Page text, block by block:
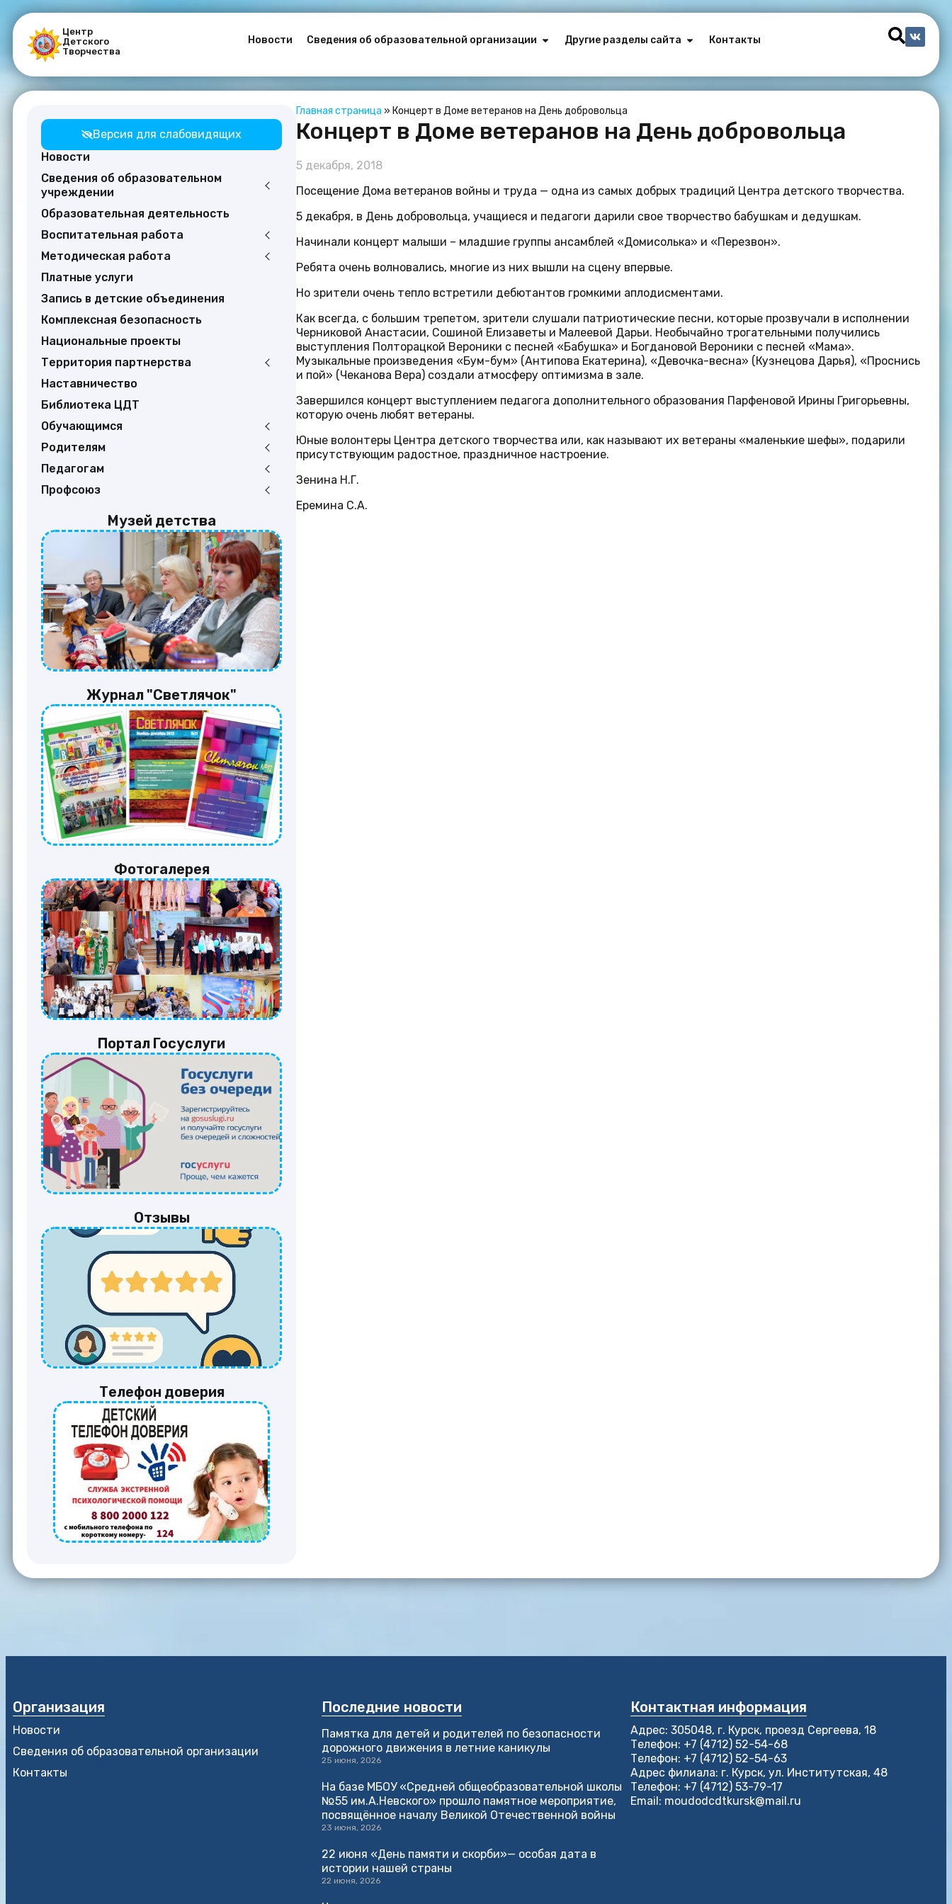
Центр
Детского
Творчества
Новости Сведения об образовательной организации Другие разделы сайта Контакты
Версия для слабовидящих
Новости
Сведения об образовательном
учреждении
Образовательная деятельность
Воспитательная работа
Методическая работа
Платные услуги
Запись в детские объединения
Комплексная безопасность
Национальные проекты
Территория партнерства
Наставничество
Библиотека ЦДТ
Обучающимся
Родителям
Педагогам
Профсоюз
Музей детства
Журнал "Светлячок"
Фотогалерея
Портал Госуслуги
Отзывы
Телефон доверия
Главная страница » Концерт в Доме ветеранов на День добровольца
Концерт в Доме ветеранов на День добровольца
5 декабря, 2018
Посещение Дома ветеранов войны и труда — одна из самых добрых традиций Центра детского творчества.
5 декабря, в День добровольца, учащиеся и педагоги дарили свое творчество бабушкам и дедушкам.
Начинали концерт малыши – младшие группы ансамблей «Домисолька» и «Перезвон».
Ребята очень волновались, многие из них вышли на сцену впервые.
Но зрители очень тепло встретили дебютантов громкими аплодисментами.
Как всегда, с большим трепетом, зрители слушали патриотические песни, которые прозвучали в исполнении
Черниковой Анастасии, Сошиной Елизаветы и Малеевой Дарьи. Необычайно трогательными получились
выступления Полторацкой Вероники с песней «Бабушка» и Богдановой Вероники с песней «Мама».
Музыкальные произведения «Бум-бум» (Антипова Екатерина), «Девочка-весна» (Кузнецова Дарья), «Проснись
и пой» (Чеканова Вера) создали атмосферу оптимизма в зале.
Завершился концерт выступлением педагога дополнительного образования Парфеновой Ирины Григорьевны,
которую очень любят ветераны.
Юные волонтеры Центра детского творчества или, как называют их ветераны «маленькие шефы», подарили
присутствующим радостное, праздничное настроение.
Зенина Н.Г.
Еремина С.А.
Организация
Новости
Сведения об образовательной организации
Контакты
Последние новости
Памятка для детей и родителей по безопасности
дорожного движения в летние каникулы
25 июня, 2026
На базе МБОУ «Средней общеобразовательной школы
№55 им.А.Невского» прошло памятное мероприятие,
посвящённое началу Великой Отечественной войны
23 июня, 2026
22 июня «День памяти и скорби»— особая дата в
истории нашей страны
22 июня, 2026
Контактная информация
Адрес: 305048, г. Курск, проезд Сергеева, 18
Телефон: +7 (4712) 52-54-68
Телефон: +7 (4712) 52-54-63
Адрес филиала: г. Курск, ул. Институтская, 48
Телефон: +7 (4712) 53-79-17
Email: moudodcdtkursk@mail.ru